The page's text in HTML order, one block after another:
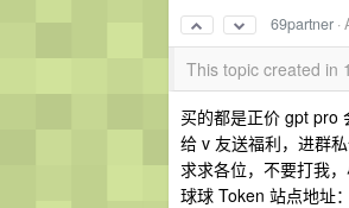
69partner ·
This topic created in
买的都是正价 gpt pro
给 v 友送福利，进群
求求各位，不要打我
球球 Token 站点地址：